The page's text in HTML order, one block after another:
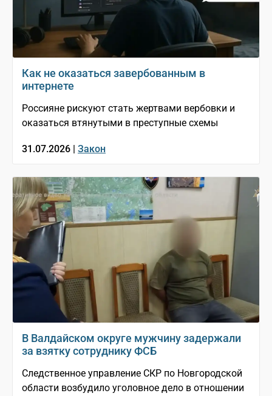
Как не оказаться завербованным в
интернете
Россияне рискуют стать жертвами вербовки и
оказаться втянутыми в преступные схемы
31.07.2026 | Закон
В Валдайском округе мужчину задержали
за взятку сотруднику ФСБ
Следственное управление СКР по Новгородской
области возбудило уголовное дело в отношении